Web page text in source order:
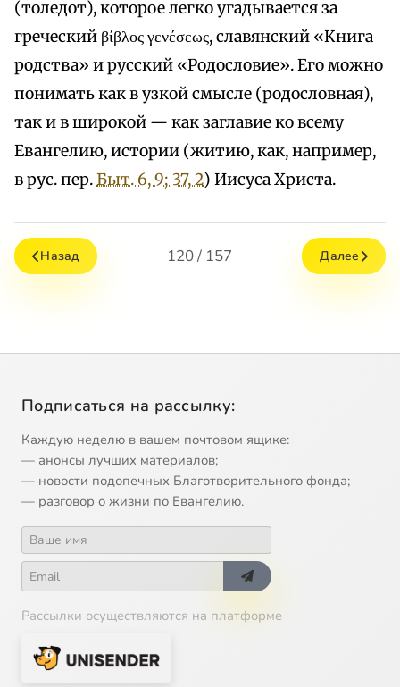
(толедот), которое легко угадывается за
греческий βίβλος γενέσεως, славянский «Книга
родства» и русский «Родословие». Его можно
понимать как в узкой смысле (родословная),
так и в широкой — как заглавие ко всему
Евангелию, истории (житию, как, например,
в рус. пер.Быт. 6, 9; 37, 2) Иисуса Христа.
Назад 120 / 157 Далее
Подписаться на рассылку:
Каждую неделю в вашем почтовом ящике:
— анонсы лучших материалов;
— новости подопечных Благотворительного фонда;
— разговор о жизни по Евангелию.
Рассылки осуществляются на платформе